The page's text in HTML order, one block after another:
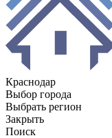
Краснодар
Выбор города
Выбрать регион
Закрыть
Поиск